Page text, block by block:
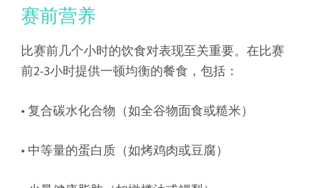
赛前营养
比赛前几个小时的饮食对表现至关重要。在比赛
前2-3小时提供一顿均衡的餐食，包括：
• 复合碳水化合物（如全谷物面食或糙米）
• 中等量的蛋白质（如烤鸡肉或豆腐）